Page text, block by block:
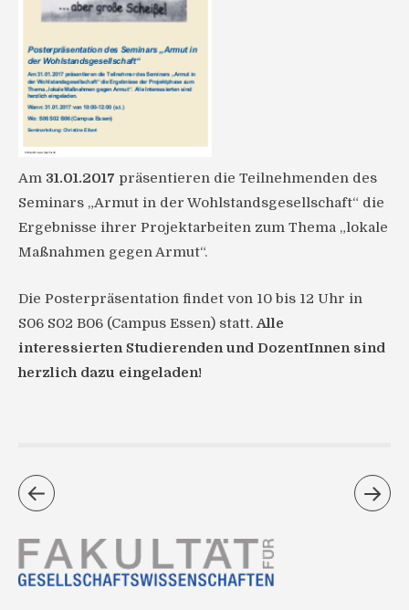
Am 31.01.2017 präsentieren die Teilnehmenden des
Seminars „Armut in der Wohlstandsgesellschaft“ die
Ergebnisse ihrer Projektarbeiten zum Thema „lokale
Maßnahmen gegen Armut“.
Die Posterpräsentation findet von 10 bis 12 Uhr in
S06 S02 B06 (Campus Essen) statt. Alle
interessierten Studierenden und DozentInnen sind
herzlich dazu eingeladen!